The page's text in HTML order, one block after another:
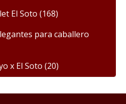
El Soto (168)
para caballero
x El Soto (20)